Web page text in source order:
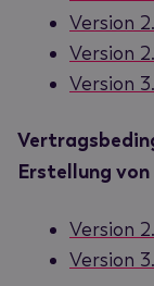
Version
Version
Version
Erstellung
Version
Version